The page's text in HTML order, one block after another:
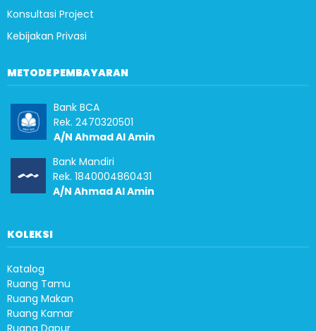
Konsultasi Project
Kebijakan Privasi
METODE PEMBAYARAN
Bank BCA
Rek. 2470320501
A/N Ahmad Al Amin
Bank Mandiri
Rek. 1840004860431
A/N Ahmad Al Amin
KOLEKSI
Katalog
Ruang Tamu
Ruang Makan
Ruang Kamar
Ruang Dapur